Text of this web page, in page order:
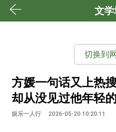
文
切换到
方媛一句话又上热
却从没见过他年轻
娱乐一人行 2026-05-20 10:20:11